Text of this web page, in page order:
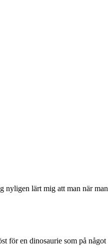
lärt mig att man när
en dinosaurie som på något